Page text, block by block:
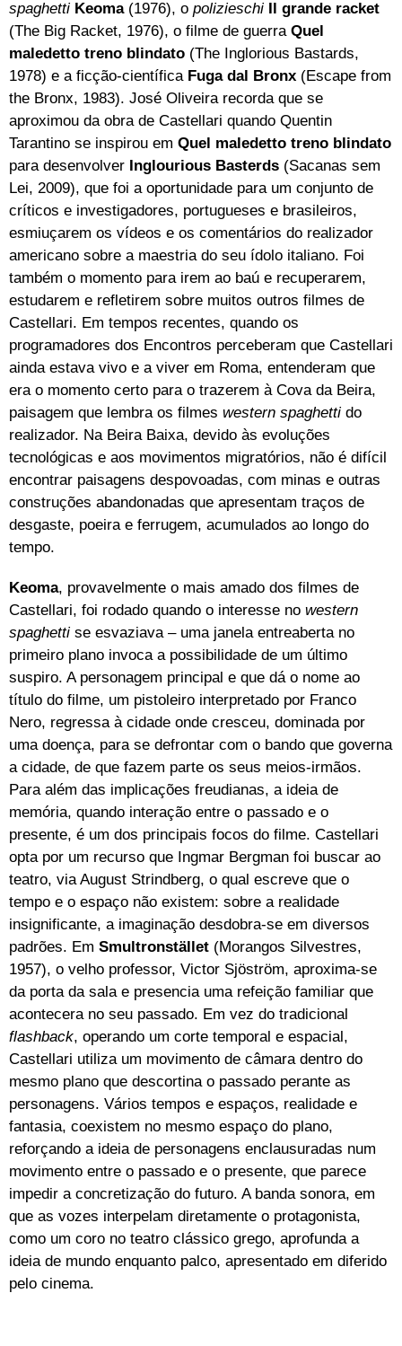
spaghetti Keoma(1976), o polizieschi
Il grande racket
(The Big Racket, 1976), o filme de guerra Quel
maledetto treno blindato (The Inglorious Bastards,
1978) e a ficção-científica Fuga dal Bronx (Escape from
the Bronx, 1983). José Oliveira recorda que se
aproximou da obra de Castellari quando Quentin
Tarantino se inspirou em Quel maledetto treno blindato
para desenvolver Inglourious Basterds (Sacanas sem
Lei, 2009), que foi a oportunidade para um conjunto de
críticos e investigadores, portugueses e brasileiros,
esmiuçarem os vídeos e os comentários do realizador
americano sobre a maestria do seu ídolo italiano. Foi
também o momento para irem ao baú e recuperarem,
estudarem e refletirem sobre muitos outros filmes de
Castellari. Em tempos recentes, quando os
programadores dos Encontros perceberam que Castellari
ainda estava vivo e a viver em Roma, entenderam que
era o momento certo para o trazerem à Cova da Beira,
paisagem que lembra os filmes western spaghetti do
realizador. Na Beira Baixa, devido às evoluções
tecnológicas e aos movimentos migratórios, não é difícil
encontrar paisagens despovoadas, com minas e outras
construções abandonadas que apresentam traços de
desgaste, poeira e ferrugem, acumulados ao longo do
tempo.
Keoma, provavelmente o mais amado dos filmes de
Castellari, foi rodado quando o interesse no western
spaghetti se esvaziava – uma janela entreaberta no
primeiro plano invoca a possibilidade de um último
suspiro. A personagem principal e que dá o nome ao
título do filme, um pistoleiro interpretado por Franco
Nero, regressa à cidade onde cresceu, dominada por
uma doença, para se defrontar com o bando que governa
a cidade, de que fazem parte os seus meios-irmãos.
Para além das implicações freudianas, a ideia de
memória, quando interação entre o passado e o
presente, é um dos principais focos do filme. Castellari
opta por um recurso que Ingmar Bergman foi buscar ao
teatro, via August Strindberg, o qual escreve que o
tempo e o espaço não existem: sobre a realidade
insignificante, a imaginação desdobra-se em diversos
padrões. Em Smultronstället (Morangos Silvestres,
1957), o velho professor, Victor Sjöström, aproxima-se
da porta da sala e presencia uma refeição familiar que
acontecera no seu passado. Em vez do tradicional
flashback, operando um corte temporal e espacial,
Castellari utiliza um movimento de câmara dentro do
mesmo plano que descortina o passado perante as
personagens. Vários tempos e espaços, realidade e
fantasia, coexistem no mesmo espaço do plano,
reforçando a ideia de personagens enclausuradas num
movimento entre o passado e o presente, que parece
impedir a concretização do futuro. A banda sonora, em
que as vozes interpelam diretamente o protagonista,
como um coro no teatro clássico grego, aprofunda a
ideia de mundo enquanto palco, apresentado em diferido
pelo cinema.